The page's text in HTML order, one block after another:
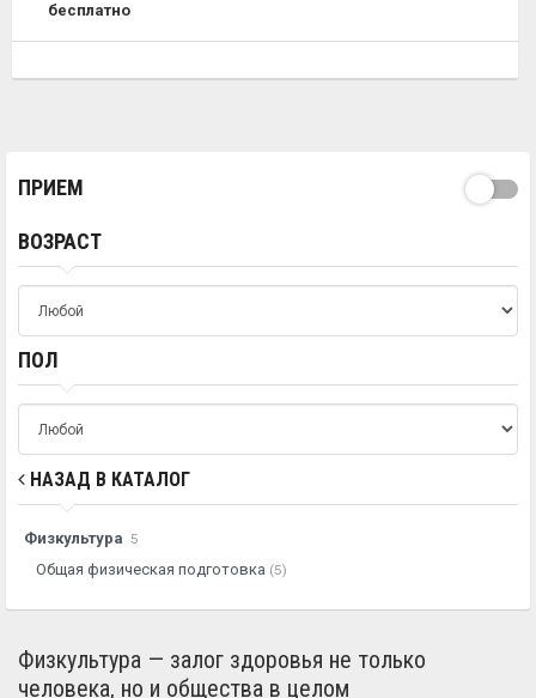
бесплатно
ПРИЕМ
ВОЗРАСТ
ПОЛ
НАЗАД В КАТАЛОГ
Физкультура 5
Общая физическая подготовка (5)
Физкультура — залог здоровья не только
человека, но и общества в целом